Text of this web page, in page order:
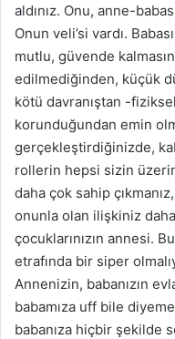
aldınız. Onu, anne-
Onun veli’si vardı.
mutlu, güvende
edilmediğinden, küçük
kötü davranıştan -
korunduğundan emin
gerçekleştirdiğinizde,
rollerin hepsi sizin
daha çok sahip
onunla olan ilişkiniz
çocuklarınızın annesi.
etrafında bir siper
Annenizin, babanızın
babamıza uff bile
babanıza hiçbir şekilde